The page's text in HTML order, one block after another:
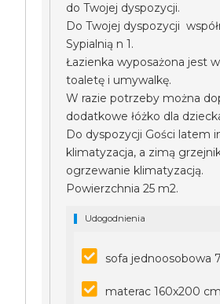
do Twojej dyspozycji.
Do Twojej dyspozycji
Sypialnią n 1.
Łazienka wyposażona jest
toaletę i umywalkę.
W razie potrzeby można
dodatkowe łóżko dla
Do dyspozycji Gości latem
klimatyzacja, a zimą
ogrzewanie klimatyzacją.
Powierzchnia 25 m2.
Udogodnienia
sofa jednoosobowa
materac 160x200 cm